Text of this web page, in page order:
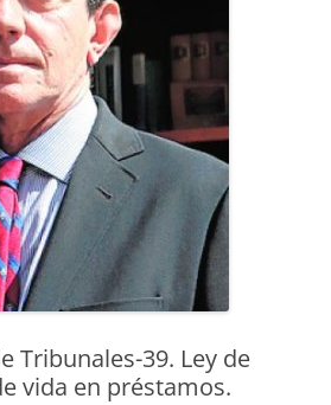
Tribunales-39. Ley de
vida en préstamos.